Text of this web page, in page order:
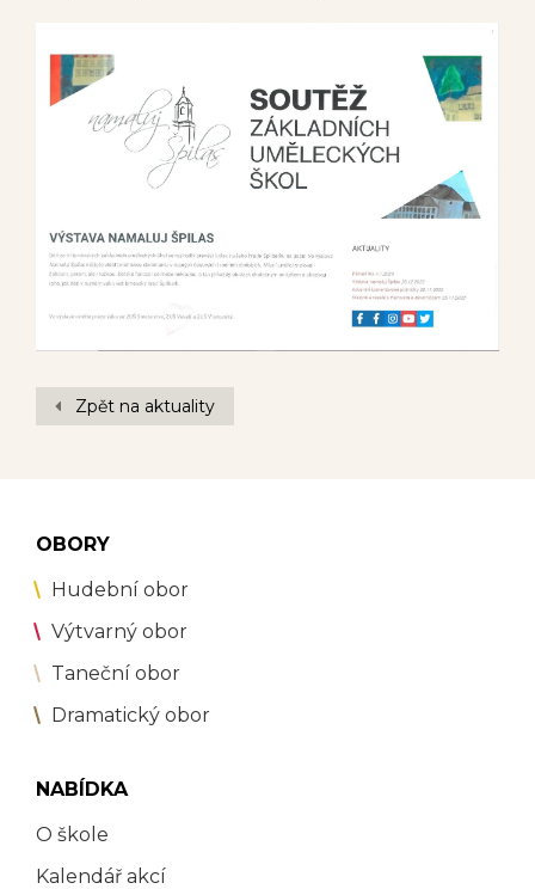
Zpět na aktuality
OBORY
Hudební obor
Výtvarný obor
Taneční obor
Dramatický obor
NABÍDKA
O škole
Kalendář akcí